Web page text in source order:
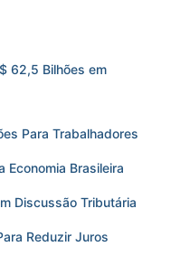
62,5 Bilhões em
Para Trabalhadores
Economia Brasileira
Discussão Tributária
Reduzir Juros